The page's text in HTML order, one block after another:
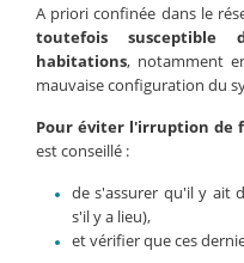
A priori confinée dans le
toutefois susceptible
habitations, notamment
mauvaise configuration du
Pour éviter l'irruption de
est conseillé :
de s'assurer qu'il y ait
s'il y a lieu),
et vérifier que ces